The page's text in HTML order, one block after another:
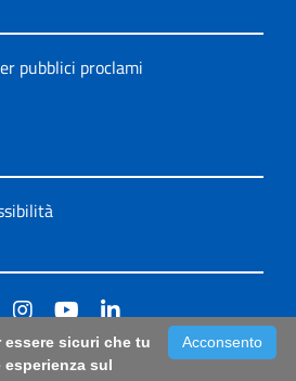
pubblici proclami
di prima istanza per
Acconsento
essere sicuri che tu
esperienza sul